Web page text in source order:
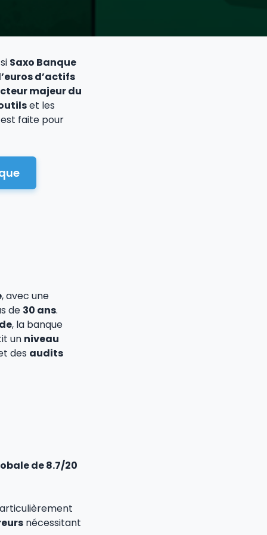
Saxo Banque
d’actifs
majeur du
et les
faite pour
, avec une
de 30 ans.
, la banque
un niveau
des audits
de 8.7/20
nécessitant